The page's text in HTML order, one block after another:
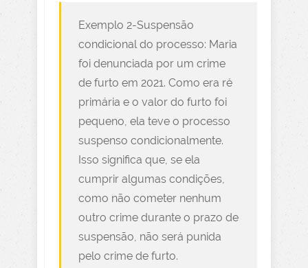
Exemplo 2-Suspensão
condicional do processo: Maria
foi denunciada por um crime
de furto em 2021. Como era ré
primária e o valor do furto foi
pequeno, ela teve o processo
suspenso condicionalmente.
Isso significa que, se ela
cumprir algumas condições,
como não cometer nenhum
outro crime durante o prazo de
suspensão, não será punida
pelo crime de furto.